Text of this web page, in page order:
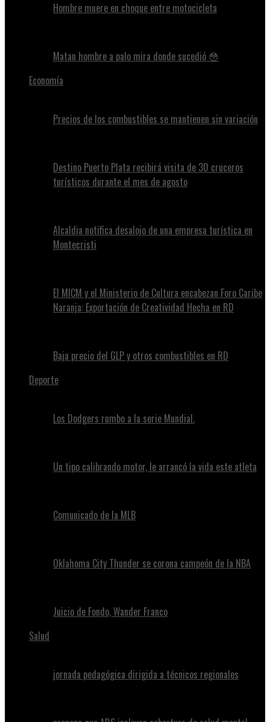
Hombre muere en choque entre motocicleta
Matan hombre a palo mira donde sucedió 😳
Economía
Precios de los combustibles se mantienen sin variación
Destino Puerto Plata recibirá visita de 30 cruceros
turísticos durante el mes de agosto
Alcaldia notifica desalojo de una empresa turística en
Montecristi
El MICM y el Ministerio de Cultura encabezan Foro Caribe
Naranja: Exportación de Creatividad Hecha en RD
Baja precio del GLP y otros combustibles en RD
Deporte
Los Dodgers rumbo a la serie Mundial.
Un tipo calibrando motor, le arrancó la vida este atleta
Comunicado de la MLB
Oklahoma City Thunder se corona campeón de la NBA
Juicio de Fondo, Wander Franco
Salud
jornada pedagógica dirigida a técnicos regionales